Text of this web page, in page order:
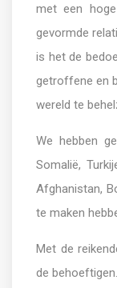
met een
gevormde
is het de
getroffene en
wereld te
We hebben
Somalië,
Afghanistan,
te maken
Met de
de